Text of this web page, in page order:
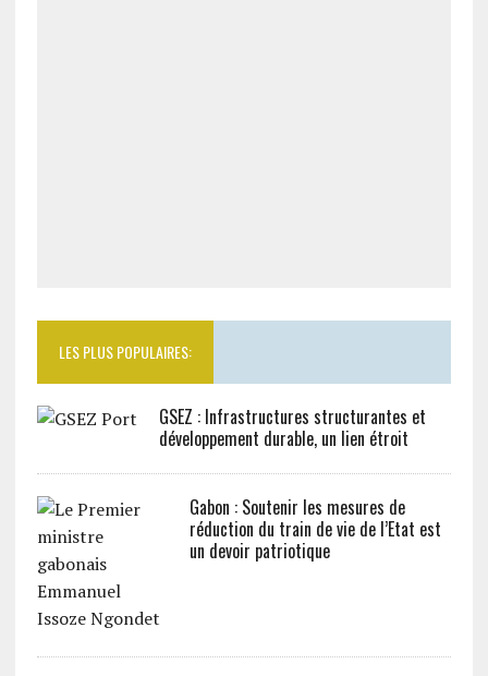
LES PLUS POPULAIRES:
GSEZ : Infrastructures structurantes et
développement durable, un lien étroit
Gabon : Soutenir les mesures de
réduction du train de vie de l’Etat est
un devoir patriotique